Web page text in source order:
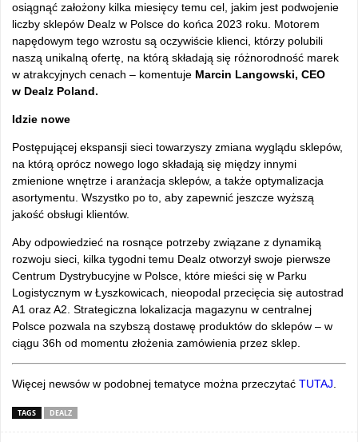
osiągnąć założony kilka miesięcy temu cel, jakim jest podwojenie
liczby sklepów Dealz w Polsce do końca 2023 roku. Motorem
napędowym tego wzrostu są oczywiście klienci, którzy polubili
naszą unikalną ofertę, na którą składają się różnorodność marek
w atrakcyjnych cenach – komentuje Marcin Langowski, CEO
w Dealz Poland.
Idzie nowe
Postępującej ekspansji sieci towarzyszy zmiana wyglądu sklepów,
na którą oprócz nowego logo składają się między innymi
zmienione wnętrze i aranżacja sklepów, a także optymalizacja
asortymentu. Wszystko po to, aby zapewnić jeszcze wyższą
jakość obsługi klientów.
Aby odpowiedzieć na rosnące potrzeby związane z dynamiką
rozwoju sieci, kilka tygodni temu Dealz otworzył swoje pierwsze
Centrum Dystrybucyjne w Polsce, które mieści się w Parku
Logistycznym w Łyszkowicach, nieopodal przecięcia się autostrad
A1 oraz A2. Strategiczna lokalizacja magazynu w centralnej
Polsce pozwala na szybszą dostawę produktów do sklepów – w
ciągu 36h od momentu złożenia zamówienia przez sklep.
Więcej newsów w podobnej tematyce można przeczytać TUTAJ
TAGS DEALZ